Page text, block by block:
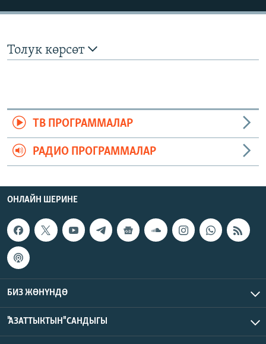
Толук көрсөт
ТВ ПРОГРАММАЛАР
РАДИО ПРОГРАММАЛАР
ОНЛАЙН ШЕРИНЕ
БИЗ ЖӨНҮНДӨ
"АЗАТТЫКТЫН" САНДЫГЫ